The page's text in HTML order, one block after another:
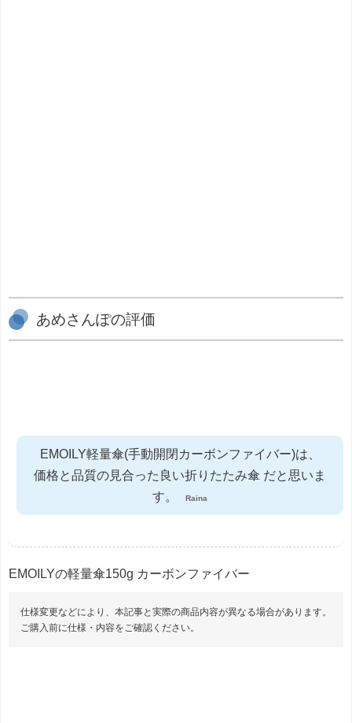
あめさんぽの評価
EMOILY軽量傘(手動開閉カーボンファイバー)は、
価格と品質の見合った良い折りたたみ傘 だと思いま
す。
Raina
EMOILYの軽量傘150g カーボンファイバー
仕様変更などにより、本記事と実際の商品内容が異なる場合があります。
ご購入前に仕様・内容をご確認ください。